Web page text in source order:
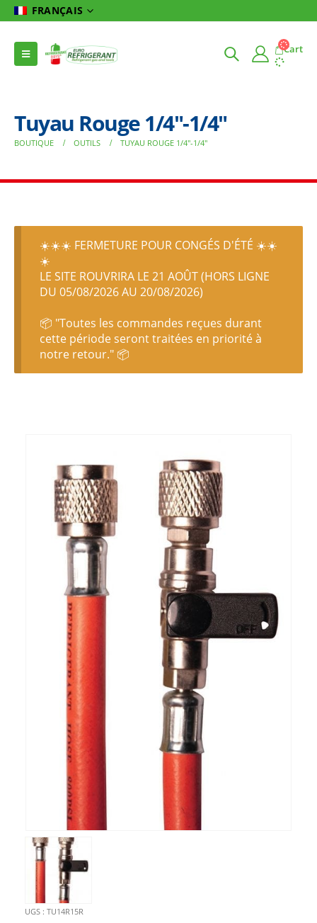
FRANÇAIS
Cart
Tuyau Rouge 1/4″-1/4″
BOUTIQUE OUTILS TUYAU ROUGE 1/4″-1/4″
☀️☀️☀️ FERMETURE POUR CONGÉS D'ÉTÉ ☀️☀️
☀️
LE SITE ROUVRIRA LE 21 AOÛT (HORS LIGNE
DU 05/08/2026 AU 20/08/2026)
📦 "Toutes les commandes reçues durant
cette période seront traitées en priorité à
notre retour." 📦
UGS : TU14R15R